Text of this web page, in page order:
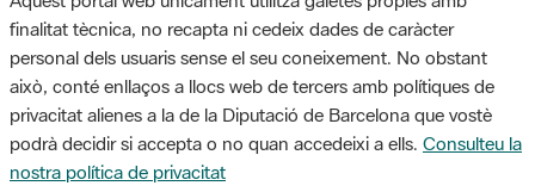
MAPA WEB AVÍS LEGAL ACCESSIBILITAT
Diputació de Barcelona. Edifici Llacuna, 1a planta. Badajoz, 49. 08005
Barcelona. Tel. 934 022 428 / xarxaparcs@diba.cat
finalitat tècnica, no recapta ni cedeix dades de caràcter
personal dels usuaris sense el seu coneixement. No obstant
això, conté enllaços a llocs web de tercers amb polítiques de
privacitat alienes a la de la Diputació de Barcelona que vostè
podrà decidir si accepta o no quan accedeixi a ells. Consulteu la
nostra política de privacitat